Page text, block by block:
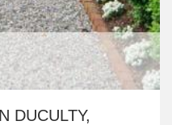
DUCULTY,